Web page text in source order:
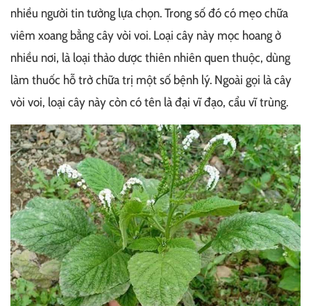
nhiều người tin tưởng lựa chọn. Trong số đó có mẹo chữa
viêm xoang bằng cây vòi voi. Loại cây này mọc hoang ở
nhiều nơi, là loại thảo dược thiên nhiên quen thuộc, dùng
làm thuốc hỗ trở chữa trị một số bệnh lý. Ngoài gọi là cây
vòi voi, loại cây này còn có tên là đại vĩ đạo, cẩu vĩ trùng.